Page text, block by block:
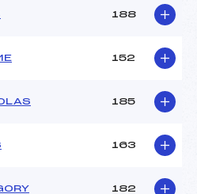
188
152
185
163
182